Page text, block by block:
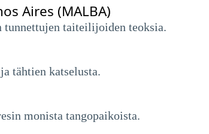
Aires (MALBA)
tunnettujen taiteilijoiden teoksia.
tähtien katselusta.
monista tangopaikoista.